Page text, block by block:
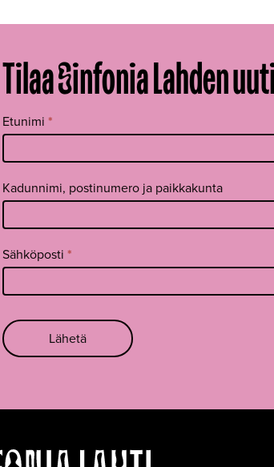
Tilaa Sinfonia Lahden
Tilaa
uutiskirje
footer FI
Etunimi *
Kadunnimi, postinumero ja paikkakunta
Sähköposti *
Lähetä